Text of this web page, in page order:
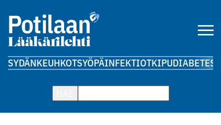
SYDÄNKEUHKOTSYÖPÄINFEKTIOTKIPUDIABETES